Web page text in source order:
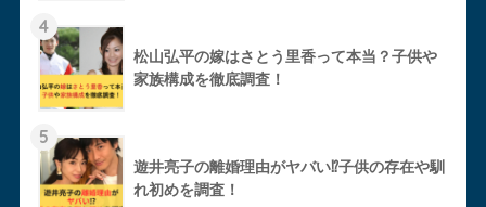
4
松山弘平の嫁はさとう里香って本当？子供や
家族構成を徹底調査！
5
遊井亮子の離婚理由がヤバい⁉︎子供の存在や馴
れ初めを調査！